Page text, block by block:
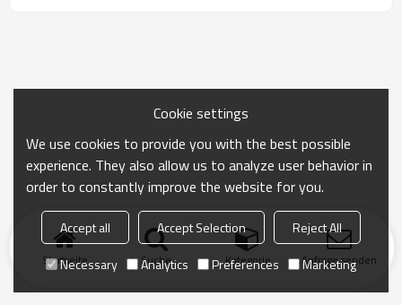
Startseite Suche Kategorie Anfrage senden
Cookie settings
We use cookies to provide you with the best possible
experience. They also allow us to analyze user behavior in
order to constantly improve the website for you.
Accept all Accept Selection
Reject All
Necessary
Analytics Preferences Marketing